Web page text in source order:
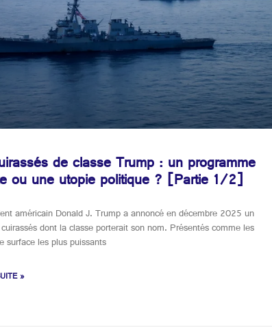
de classe Trump : un programme
ou une utopie politique ? [Partie 1/2]
américain Donald J. Trump a annoncé en décembre 2025 un
dont la classe porterait son nom. Présentés comme les
surface les plus puissants
»